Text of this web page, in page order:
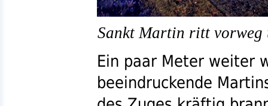
Sankt Martin ritt vorweg
Ein paar Meter weiter
beeindruckende